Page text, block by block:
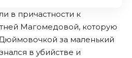
в причастности к
Магомедовой, которую
за маленький
в убийстве и